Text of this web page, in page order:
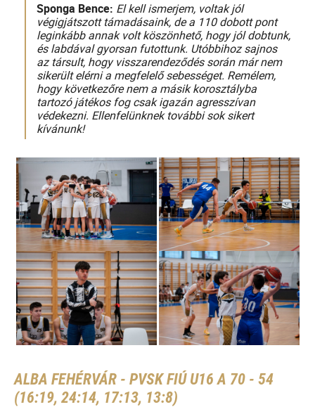
Sponga Bence: El kell ismerjem, voltak jól
végigjátszott támadásaink, de a 110 dobott pont
leginkább annak volt köszönhető, hogy jól dobtunk,
és labdával gyorsan futottunk. Utóbbihoz sajnos
az társult, hogy visszarendeződés során már nem
sikerült elérni a megfelelő sebességet. Remélem,
hogy következőre nem a másik korosztályba
tartozó játékos fog csak igazán agresszívan
védekezni. Ellenfelünknek további sok sikert
kívánunk!
ALBA FEHÉRVÁR - PVSK FIÚ U16 A 70 - 54
(16:19, 24:14, 17:13, 13:8)